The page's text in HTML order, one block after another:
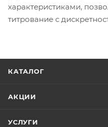
характеристиками,
титрование с
КАТАЛОГ
АКЦИИ
УСЛУГИ